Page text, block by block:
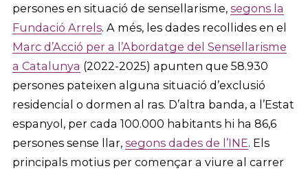
persones en situació de sensellarisme, segons la
Fundació Arrels. A més, les dades recollides en el
Marc d’Acció per a l’Abordatge del Sensellarisme
a Catalunya (2022-2025) apunten que 58.930
persones pateixen alguna situació d’exclusió
residencial o dormen al ras. D’altra banda, a l’Estat
espanyol, per cada 100.000 habitants hi ha 86,6
persones sense llar, segons dades de l’INE. Els
principals motius per començar a viure al carrer